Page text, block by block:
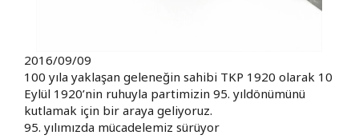
2016/09/09
100 yıla yaklaşan geleneğin sahibi TKP 1920 olarak 10
Eylül 1920’nin ruhuyla partimizin 95. yıldönümünü
kutlamak için bir araya geliyoruz.
95. yılımızda mücadelemiz sürüyor